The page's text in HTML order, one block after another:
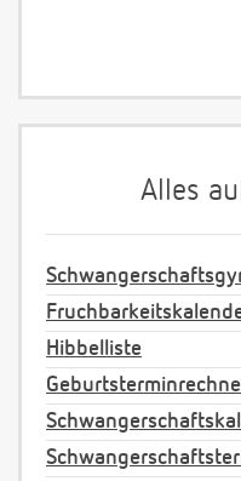
Alles
Hibbelliste